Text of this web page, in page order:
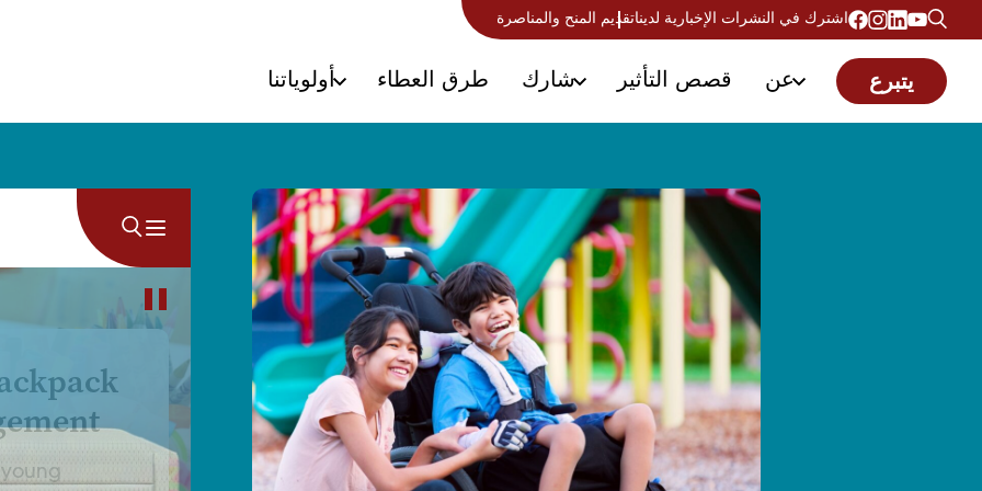
تقديم المنح والمناصرةاشترك في النشرات الإخبارية لدينا
أولوياتنا طرق العطاء شارك قصص التأثير عن يتبرع